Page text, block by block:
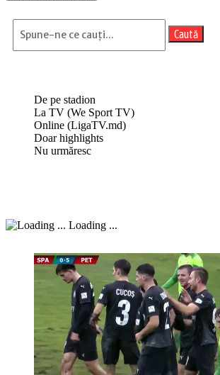
Caută
De pe stadion
La TV (We Sport TV)
Online (LigaTV.md)
Doar highlights
Nu urmăresc
Loading ...